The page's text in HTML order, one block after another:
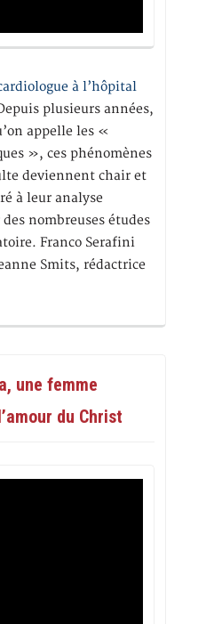
à l’hôpital
plusieurs années,
appelle les «
», ces phénomènes
deviennent chair et
à leur analyse
nombreuses études
Franco Serafini
Smits, rédactrice
une femme
du Christ